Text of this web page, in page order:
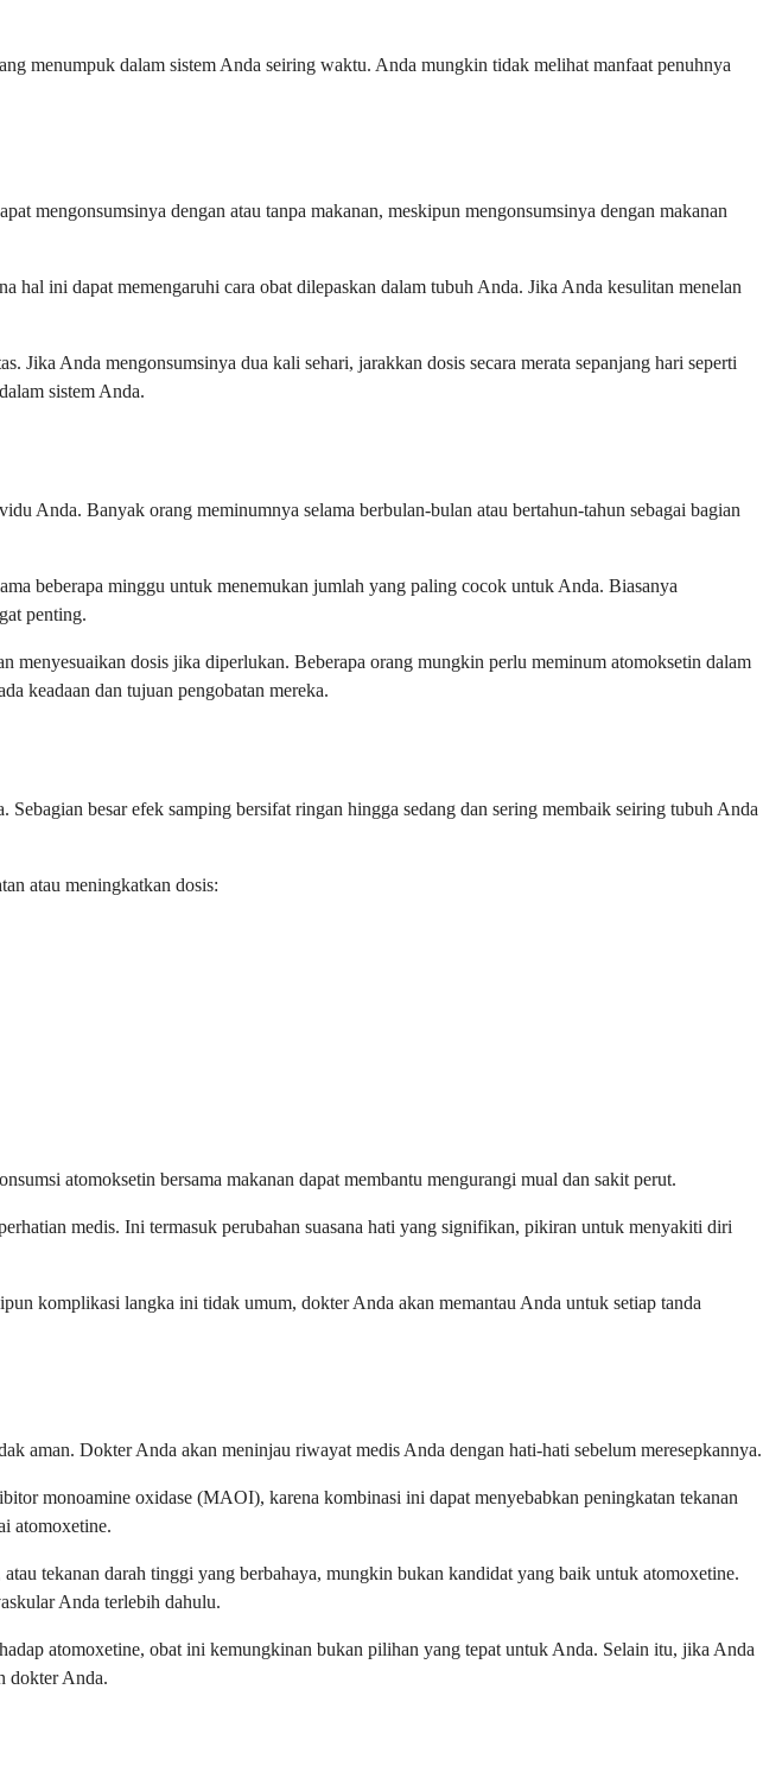
menumpuk dalam sistem Anda seiring waktu. Anda mungkin tidak melihat manfaat penuhnya
mengonsumsinya dengan atau tanpa makanan, meskipun mengonsumsinya dengan makanan
hal ini dapat memengaruhi cara obat dilepaskan dalam tubuh Anda. Jika Anda kesulitan menelan
Anda mengonsumsinya dua kali sehari, jarakkan dosis secara merata sepanjang hari seperti
sistem Anda.
Anda. Banyak orang meminumnya selama berbulan-bulan atau bertahun-tahun sebagai bagian
beberapa minggu untuk menemukan jumlah yang paling cocok untuk Anda. Biasanya
penting.
menyesuaikan dosis jika diperlukan. Beberapa orang mungkin perlu meminum atomoksetin dalam
keadaan dan tujuan pengobatan mereka.
besar efek samping bersifat ringan hingga sedang dan sering membaik seiring tubuh Anda
atau meningkatkan dosis:
atomoksetin bersama makanan dapat membantu mengurangi mual dan sakit perut.
medis. Ini termasuk perubahan suasana hati yang signifikan, pikiran untuk menyakiti diri
komplikasi langka ini tidak umum, dokter Anda akan memantau Anda untuk setiap tanda
aman. Dokter Anda akan meninjau riwayat medis Anda dengan hati-hati sebelum meresepkannya.
monoamine oxidase (MAOI), karena kombinasi ini dapat menyebabkan peningkatan tekanan
atomoxetine.
tekanan darah tinggi yang berbahaya, mungkin bukan kandidat yang baik untuk atomoxetine.
Anda terlebih dahulu.
atomoxetine, obat ini kemungkinan bukan pilihan yang tepat untuk Anda. Selain itu, jika Anda
dokter Anda.